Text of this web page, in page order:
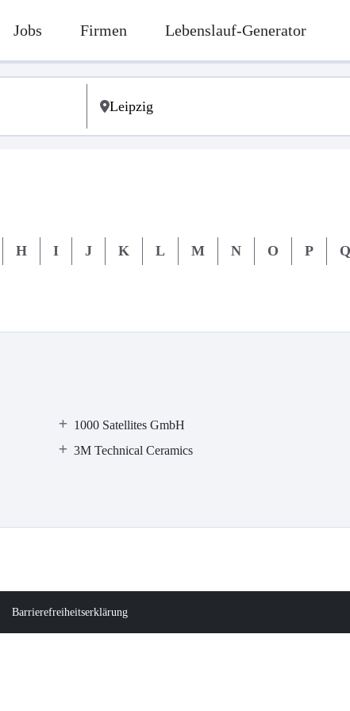
Jobs Firmen Lebenslauf-Generator
H I J K L M N O P Q
1000 Satellites GmbH
3M Technical Ceramics
Barrierefreiheitserklärung